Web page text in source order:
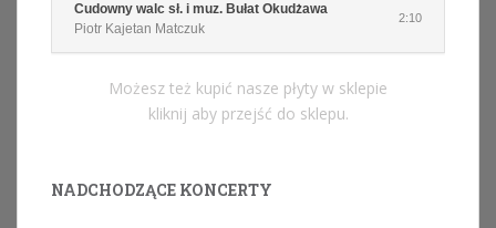
Cudowny walc sł. i muz. Bułat Okudżawa
Piotr Kajetan Matczuk
2:10
Możesz też kupić nasze płyty w sklepie
kliknij aby przejść do sklepu.
NADCHODZĄCE KONCERTY